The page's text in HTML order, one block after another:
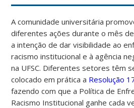
A comunidade universitária
diferentes ações durante o mês
a intenção de dar visibilidade ao
racismo institucional e à agência
na UFSC. Diferentes setores têm
colocado em prática a Resolução
fazendo com que a Política de
Racismo Institucional ganhe cada